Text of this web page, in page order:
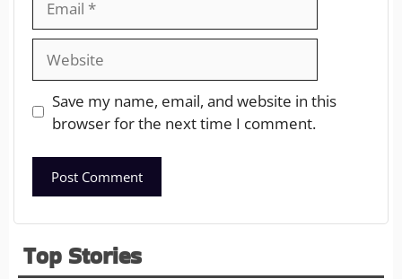
Save my name, email, and website in this
browser for the next time I comment.
Top Stories